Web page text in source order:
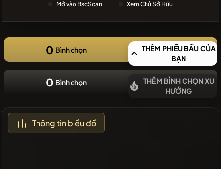
❌Không có
đồng tiền
Mở vào BscScan Xem Chủ Sở Hữu
0 Bình chọn
THÊM PHIẾU BẦU CỦA
BẠN
0 Bình chọn
THÊM BÌNH CHỌN XU
HƯỚNG
Thông tin biểu đồ